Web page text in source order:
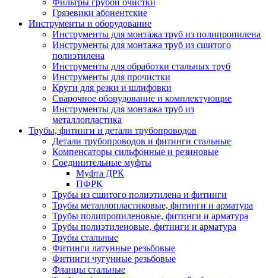
Фильтры грубой очистки
Грязевики абонентские
Инструменты и оборудование
Инструменты для монтажа труб из полипропилена
Инструменты для монтажа труб из сшитого
полиэтилена
Инструменты для обработки стальных труб
Инструменты для прочистки
Круги для резки и шлифовки
Сварочное оборудование и комплектующие
Инструменты для монтажа труб из
металлопластика
Трубы, фитинги и детали трубопроводов
Детали трубопроводов и фитинги стальные
Компенсаторы сильфонные и резиновые
Соединительные муфты
Муфта ДРК
ПФРК
Трубы из сшитого полиэтилена и фитинги
Трубы металлопластиковые, фитинги и арматура
Трубы полипропиленовые, фитинги и арматура
Трубы полиэтиленовые, фитинги и арматура
Трубы стальные
Фитинги латунные резьбовые
Фитинги чугунные резьбовые
Фланцы стальные